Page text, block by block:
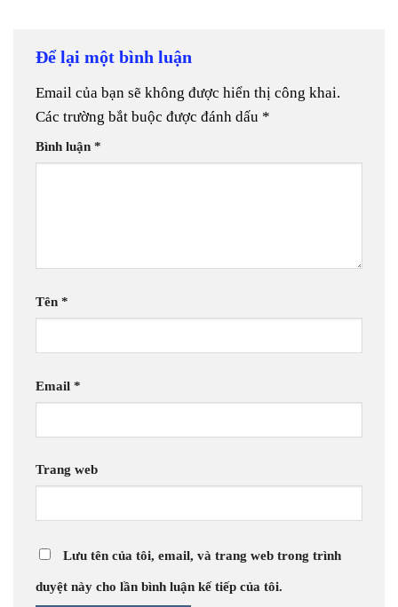
Để lại một bình luận
Email của bạn sẽ không được hiển thị công khai.
Các trường bắt buộc được đánh dấu *
Bình luận *
Tên *
Email *
Trang web
Lưu tên của tôi, email, và trang web trong trình
duyệt này cho lần bình luận kế tiếp của tôi.